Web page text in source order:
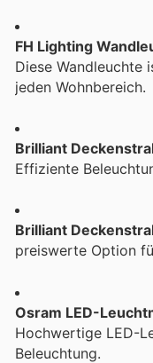
FH Lighting
Diese Wandleuchte
jeden Wohnbereich.
Brilliant
Effiziente
Brilliant
preiswerte Option
Osram LED-
Hochwertige LED-
Beleuchtung.